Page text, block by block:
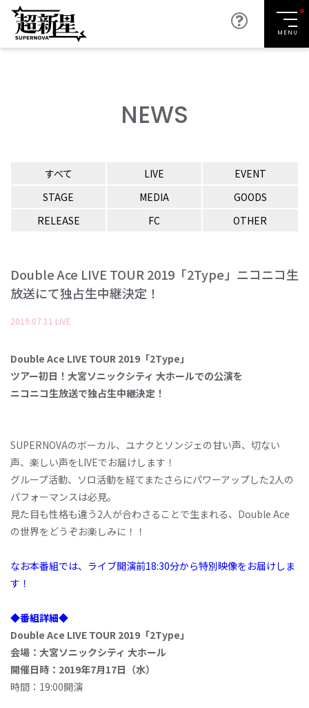
MENU
NEWS
すべて LIVE
EVENT
STAGE
MEDIA
GOODS
RELEASE
FC OTHER
Double Ace LIVE TOUR 2019「2Type」ニコニコ生
放送にて独占生中継決定！
2019.07.11 LIVE
Double Ace LIVE TOUR 2019「2Type」
ツアー初日！大宮ソニックシティ 大ホールでの公演を
ニコニコ生放送で独占生中継決定！
SUPERNOVAのボーカル、ユナクとソンジェの甘い声、切ない
声、楽しい声をLIVEでお届けします！
グループ活動、ソロ活動を経てまたさらにパワーアップした2人の
パフォーマンスは必見。
見た目も性格も違う2人が合わさることで生まれる、Double Ace
の世界をどうぞお楽しみに！！
なお本番組では、ライブ開演前18:30分から特別映像をお届けしま
す！
◆番組詳細◆
Double Ace LIVE TOUR 2019「2Type」
会場：大宮ソニックシティ 大ホール
開催日時：2019年7月17日（水）
時間：19:00開演